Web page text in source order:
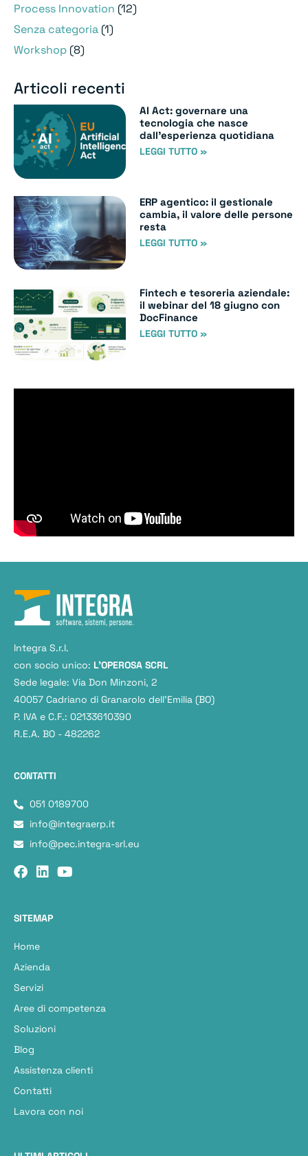
Process Innovation (12)
Senza categoria (1)
Workshop (8)
Articoli recenti
AI Act: governare una
tecnologia che nasce
dall’esperienza quotidiana
LEGGI TUTTO »
ERP agentico: il gestionale
cambia, il valore delle persone
resta
LEGGI TUTTO »
Fintech e tesoreria aziendale:
il webinar del 18 giugno con
DocFinance
LEGGI TUTTO »
Integra S.r.l.
con socio unico: L'OPEROSA SCRL
Sede legale: Via Don Minzoni, 2
40057 Cadriano di Granarolo dell’Emilia (BO)
P. IVA e C.F.: 02133610390
R.E.A. BO - 482262
CONTATTI
051 0189700
info@integraerp.it
info@pec.integra-srl.eu
SITEMAP
Home
Azienda
Servizi
Aree di competenza
Soluzioni
Blog
Assistenza clienti
Contatti
Lavora con noi